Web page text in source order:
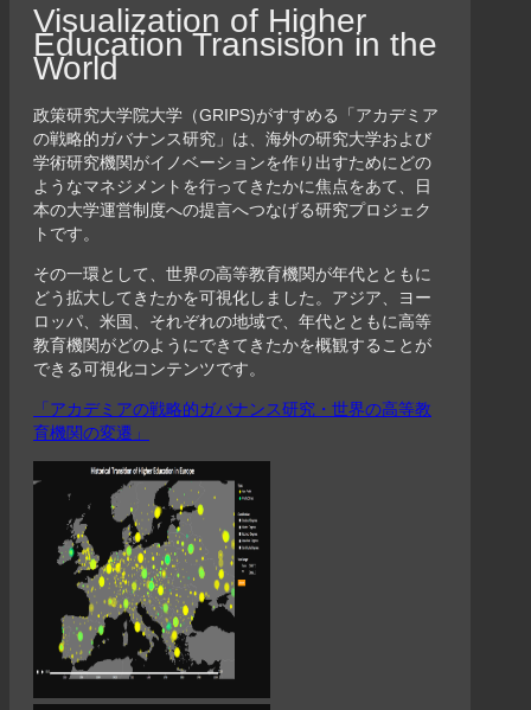
Visualization of Higher
Education Transision in the
World
政策研究大学院大学（GRIPS)がすすめる「アカデミア
の戦略的ガバナンス研究」は、海外の研究大学および
学術研究機関がイノベーションを作り出すためにどの
ようなマネジメントを行ってきたかに焦点をあて、日
本の大学運営制度への提言へつなげる研究プロジェク
トです。
その一環として、世界の高等教育機関が年代とともに
どう拡大してきたかを可視化しました。アジア、ヨー
ロッパ、米国、それぞれの地域で、年代とともに高等
教育機関がどのようにできてきたかを概観することが
できる可視化コンテンツです。
「アカデミアの戦略的ガバナンス研究・世界の高等教
育機関の変遷」